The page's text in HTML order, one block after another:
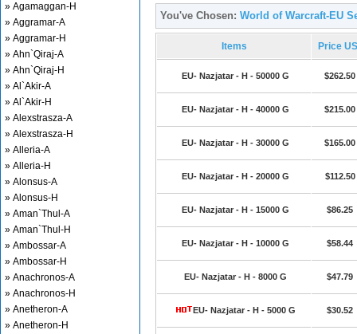
» Agamaggan-H
» Aggramar-A
» Aggramar-H
» Ahn`Qiraj-A
» Ahn`Qiraj-H
» Al`Akir-A
» Al`Akir-H
» Alexstrasza-A
» Alexstrasza-H
» Alleria-A
» Alleria-H
» Alonsus-A
» Alonsus-H
» Aman`Thul-A
» Aman`Thul-H
» Ambossar-A
» Ambossar-H
» Anachronos-A
» Anachronos-H
» Anetheron-A
» Anetheron-H
You've Chosen: World of Warcraft-EU
Items Price
EU- Nazjatar - H - 50000 G $262.50
EU- Nazjatar - H - 40000 G $215.00
EU- Nazjatar - H - 30000 G $165.00
EU- Nazjatar - H - 20000 G $112.50
EU- Nazjatar - H - 15000 G $86.25
EU- Nazjatar - H - 10000 G $58.44
EU- Nazjatar - H - 8000 G $47.79
EU- Nazjatar - H - 5000 G $30.52